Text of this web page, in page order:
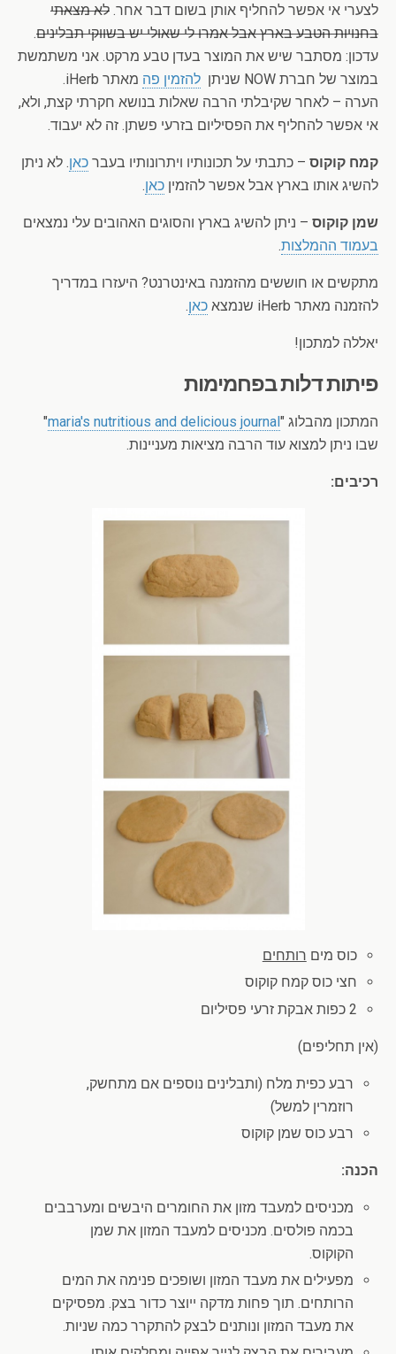
לצערי אי אפשר להחליף אותן בשום דבר אחר. לא מצאתי
בחנויות הטבע בארץ אבל אמרו לי שאולי יש בשווקי תבלינים.
עדכון: מסתבר שיש את המוצר בעדן טבע מרקט. אני משתמשת
במוצר של חברת NOW שניתן
להזמין פה מאתר iHerb.
הערה – לאחר שקיבלתי הרבה שאלות בנושא חקרתי קצת, ולא,
אי אפשר להחליף את הפסיליום בזרעי פשתן. זה לא יעבוד.
קמח קוקוס – כתבתי על תכונותיו ויתרונותיו בעבר כאן. לא ניתן
להשיג אותו בארץ אבל אפשר להזמין כאן.
שמן קוקוס – ניתן להשיג בארץ והסוגים האהובים עלי נמצאים
בעמוד ההמלצות.
מתקשים או חוששים מהזמנה באינטרנט? היעזרו במדריך
להזמנה מאתר iHerb שנמצא
כאן.
יאללה למתכון!
פיתות דלות בפחמימות
המתכון מהבלוג "maria's nutritious and delicious journal
"
שבו ניתן למצוא עוד הרבה מציאות מעניינות.
רכיבים:
כוס מים רותחים
חצי כוס קמח קוקוס
2 כפות אבקת זרעי פסיליום
(אין תחליפים)
רבע כפית מלח (ותבלינים נוספים אם מתחשק,
רוזמרין למשל)
רבע כוס שמן קוקוס
הכנה:
מכניסים למעבד מזון את החומרים היבשים ומערבבים
בכמה פולסים. מכניסים למעבד המזון את שמן
הקוקוס.
מפעילים את מעבד המזון ושופכים פנימה את המים
הרותחים. תוך פחות מדקה ייוצר כדור בצק. מפסיקים
את מעבד המזון ונותנים לבצק להתקרר כמה שניות.